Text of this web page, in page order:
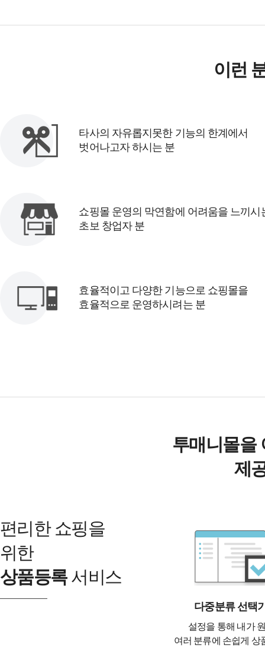
이런
타사의 자유롭지못한 기능의 한계에서
벗어나고자 하시는 분
쇼핑몰 운영의 막연함에 어려움을 느끼시
초보 창업자 분
효율적이고 다양한 기능으로 쇼핑몰을
효율적으로 운영하시려는 분
투매니몰을
제
편리한 쇼핑을
위한
상품등록 서비스
다중분류 선택
설정을 통해 내가
여러 분류에 손쉽게 상